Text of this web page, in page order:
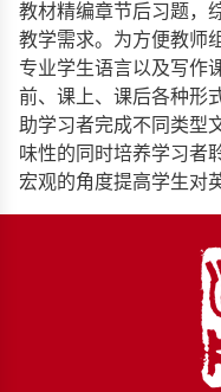
教材精编章节后习题，
教学需求。为方便教师
专业学生语言以及写作
前、课上、课后各种形
助学习者完成不同类型
味性的同时培养学习者
宏观的角度提高学生对